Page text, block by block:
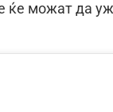
можат да